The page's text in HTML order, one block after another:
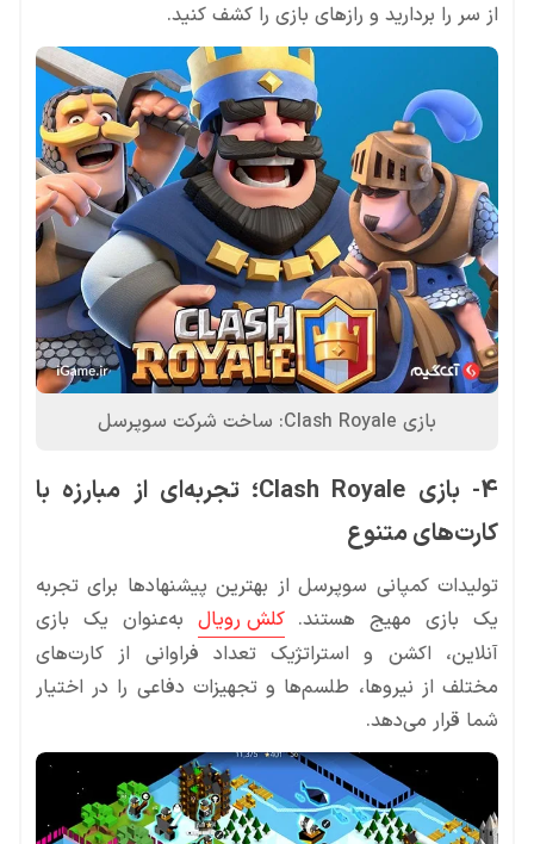
از سر را بردارید و رازهای بازی را کشف کنید.
بازی Clash Royale: ساخت شرکت سوپرسل
4- بازی Clash Royale؛ تجربه‌ای از مبارزه‌ با
کارت‌های متنوع
تولیدات کمپانی سوپرسل از بهترین پیشنهادها برای تجربه
یک بازی مهیج هستند.کلش رویال به‌عنوان یک بازی
آنلاین، اکشن و استراتژیک تعداد فراوانی از کارت‌‌های
مختلف از نیروها، طلسم‌ها و تجهیزات دفاعی را در اختیار
شما قرار می‌دهد.